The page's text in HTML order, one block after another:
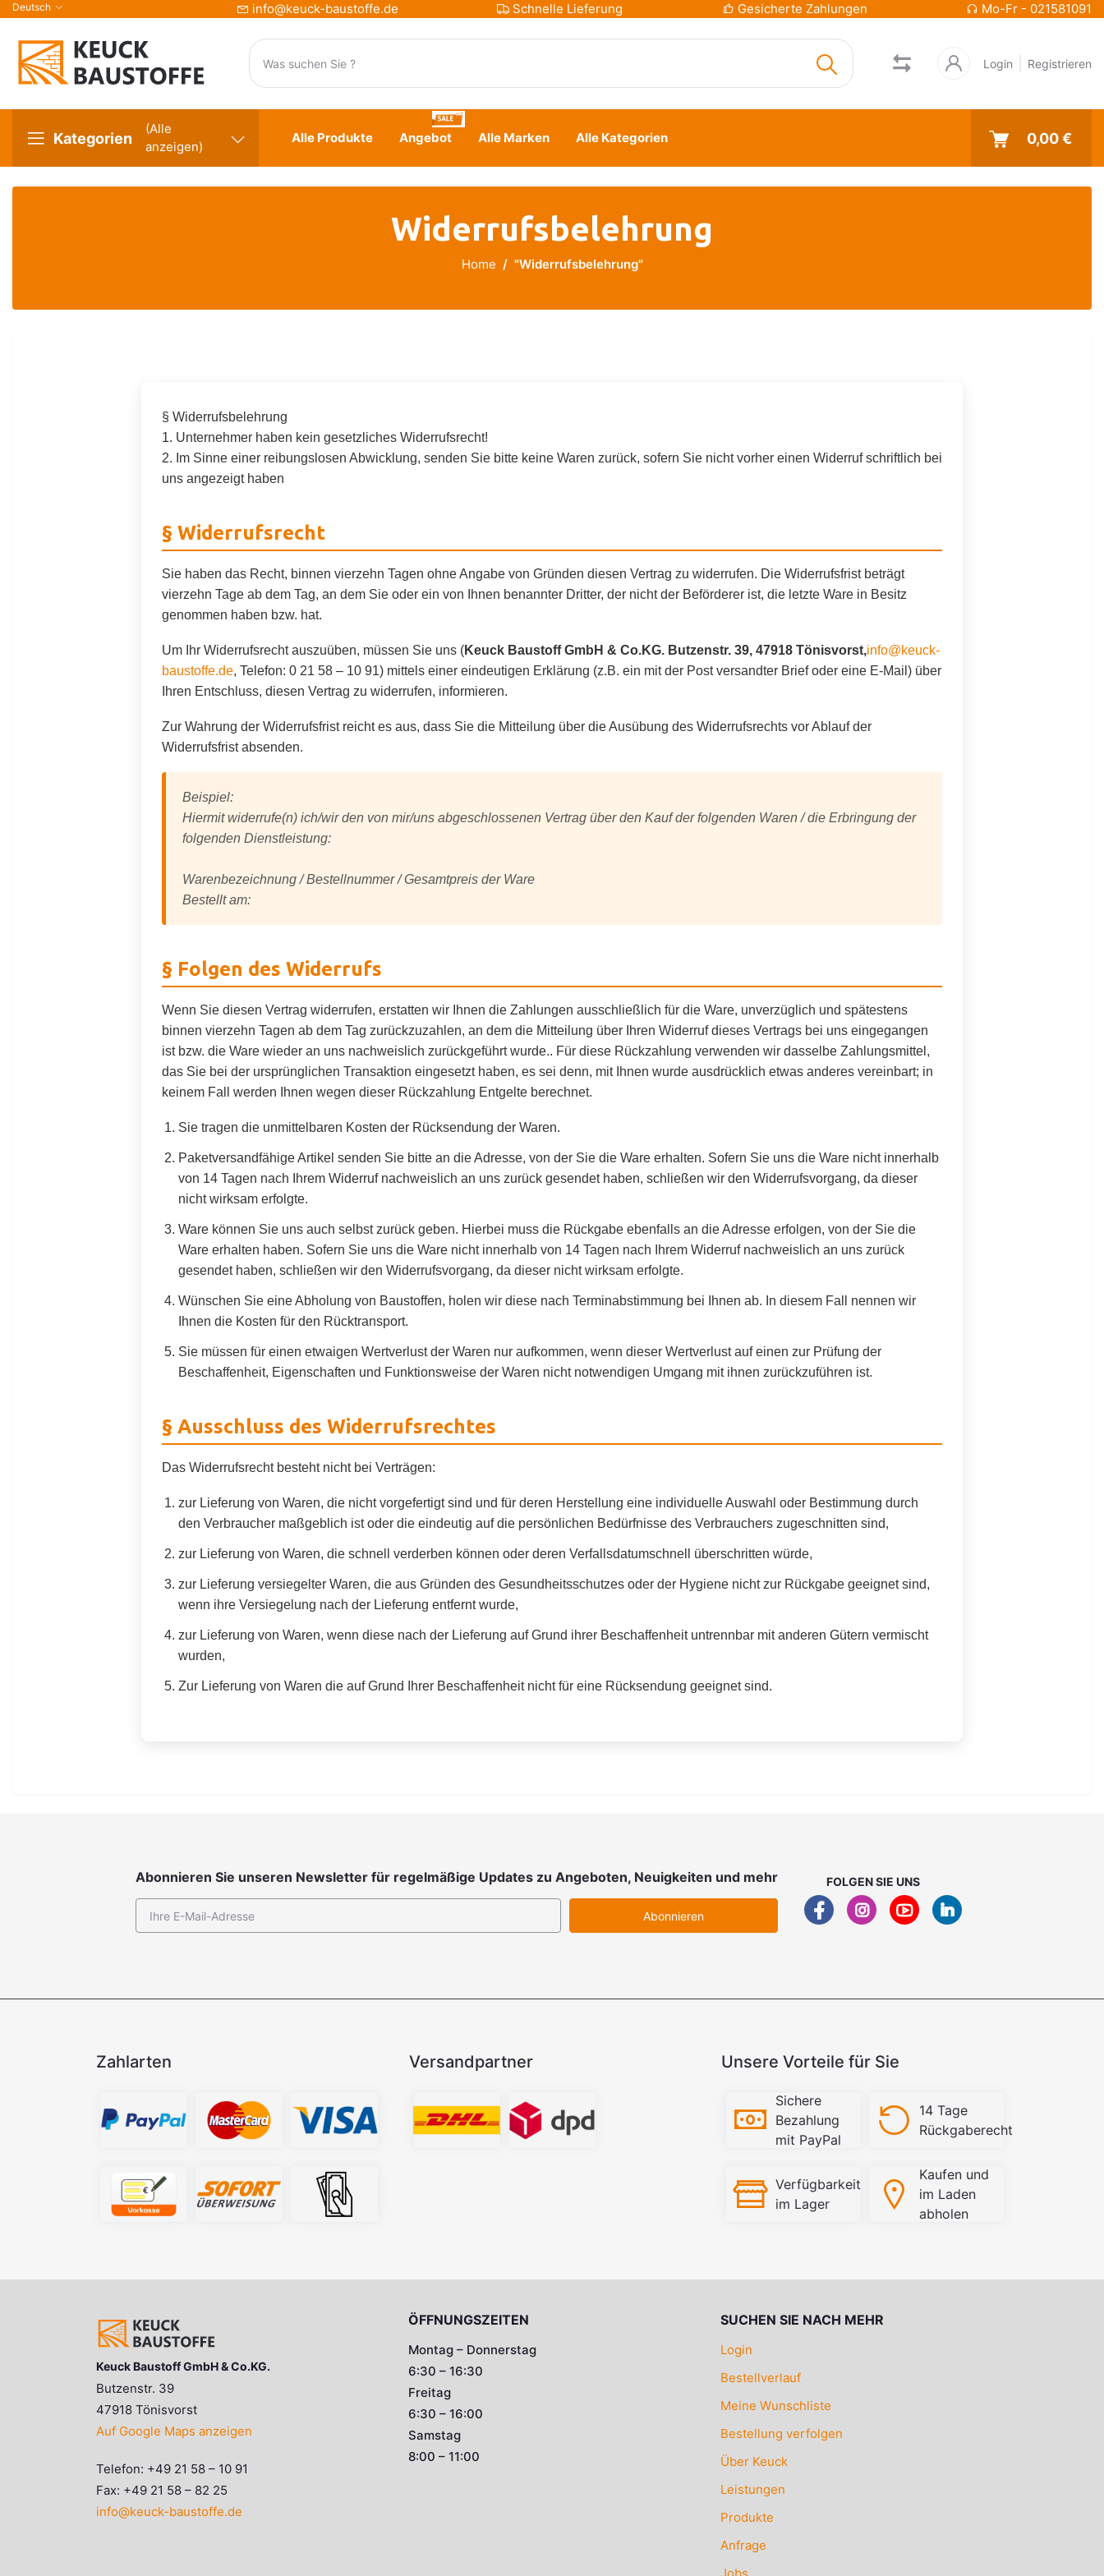
Deutsch info@keuck-baustoffe.de Schnelle Lieferung Gesicherte Zahlungen Mo-Fr - 021581091
Login Registrieren
Kategorien
(Alle
anzeigen)
Alle Produkte Angebot Alle Marken Alle Kategorien 0,00 €
Widerrufsbelehrung
Home "Widerrufsbelehrung"
§ Widerrufsbelehrung
1. Unternehmer haben kein gesetzliches Widerrufsrecht!
2. Im Sinne einer reibungslosen Abwicklung, senden Sie bitte keine Waren zurück, sofern Sie nicht vorher einen Widerruf schriftlich bei
uns angezeigt haben
§ Widerrufsrecht
Sie haben das Recht, binnen vierzehn Tagen ohne Angabe von Gründen diesen Vertrag zu widerrufen. Die Widerrufsfrist beträgt
vierzehn Tage ab dem Tag, an dem Sie oder ein von Ihnen benannter Dritter, der nicht der Beförderer ist, die letzte Ware in Besitz
genommen haben bzw. hat.
Um Ihr Widerrufsrecht auszuüben, müssen Sie uns (Keuck Baustoff GmbH & Co.KG. Butzenstr. 39, 47918 Tönisvorst,info@keuck-
baustoffe.de, Telefon: 0 21 58 – 10 91) mittels einer eindeutigen Erklärung (z.B. ein mit der Post versandter Brief oder eine E-Mail) über
Ihren Entschluss, diesen Vertrag zu widerrufen, informieren.
Zur Wahrung der Widerrufsfrist reicht es aus, dass Sie die Mitteilung über die Ausübung des Widerrufsrechts vor Ablauf der
Widerrufsfrist absenden.
Beispiel:
Hiermit widerrufe(n) ich/wir den von mir/uns abgeschlossenen Vertrag über den Kauf der folgenden Waren / die Erbringung der
folgenden Dienstleistung:
Warenbezeichnung / Bestellnummer / Gesamtpreis der Ware
Bestellt am:
§ Folgen des Widerrufs
Wenn Sie diesen Vertrag widerrufen, erstatten wir Ihnen die Zahlungen ausschließlich für die Ware, unverzüglich und spätestens
binnen vierzehn Tagen ab dem Tag zurückzuzahlen, an dem die Mitteilung über Ihren Widerruf dieses Vertrags bei uns eingegangen
ist bzw. die Ware wieder an uns nachweislich zurückgeführt wurde.. Für diese Rückzahlung verwenden wir dasselbe Zahlungsmittel,
das Sie bei der ursprünglichen Transaktion eingesetzt haben, es sei denn, mit Ihnen wurde ausdrücklich etwas anderes vereinbart; in
keinem Fall werden Ihnen wegen dieser Rückzahlung Entgelte berechnet.
Sie tragen die unmittelbaren Kosten der Rücksendung der Waren.
Paketversandfähige Artikel senden Sie bitte an die Adresse, von der Sie die Ware erhalten. Sofern Sie uns die Ware nicht innerhalb
von 14 Tagen nach Ihrem Widerruf nachweislich an uns zurück gesendet haben, schließen wir den Widerrufsvorgang, da dieser
nicht wirksam erfolgte.
Ware können Sie uns auch selbst zurück geben. Hierbei muss die Rückgabe ebenfalls an die Adresse erfolgen, von der Sie die
Ware erhalten haben. Sofern Sie uns die Ware nicht innerhalb von 14 Tagen nach Ihrem Widerruf nachweislich an uns zurück
gesendet haben, schließen wir den Widerrufsvorgang, da dieser nicht wirksam erfolgte.
Wünschen Sie eine Abholung von Baustoffen, holen wir diese nach Terminabstimmung bei Ihnen ab. In diesem Fall nennen wir
Ihnen die Kosten für den Rücktransport.
Sie müssen für einen etwaigen Wertverlust der Waren nur aufkommen, wenn dieser Wertverlust auf einen zur Prüfung der
Beschaffenheit, Eigenschaften und Funktionsweise der Waren nicht notwendigen Umgang mit ihnen zurückzuführen ist.
§ Ausschluss des Widerrufsrechtes
Das Widerrufsrecht besteht nicht bei Verträgen:
zur Lieferung von Waren, die nicht vorgefertigt sind und für deren Herstellung eine individuelle Auswahl oder Bestimmung durch
den Verbraucher maßgeblich ist oder die eindeutig auf die persönlichen Bedürfnisse des Verbrauchers zugeschnitten sind,
zur Lieferung von Waren, die schnell verderben können oder deren Verfallsdatumschnell überschritten würde,
zur Lieferung versiegelter Waren, die aus Gründen des Gesundheitsschutzes oder der Hygiene nicht zur Rückgabe geeignet sind,
wenn ihre Versiegelung nach der Lieferung entfernt wurde,
zur Lieferung von Waren, wenn diese nach der Lieferung auf Grund ihrer Beschaffenheit untrennbar mit anderen Gütern vermischt
wurden,
Zur Lieferung von Waren die auf Grund Ihrer Beschaffenheit nicht für eine Rücksendung geeignet sind.
Abonnieren Sie unseren Newsletter für regelmäßige Updates zu Angeboten, Neuigkeiten und mehr
Abonnieren
FOLGEN SIE UNS
Zahlarten Versandpartner Unsere Vorteile für Sie
Sichere
Bezahlung
mit PayPal
14 Tage
Rückgaberecht
Verfügbarkeit
im Lager
Kaufen und
im Laden
abholen
Keuck Baustoff GmbH & Co.KG.
Butzenstr. 39
47918 Tönisvorst
Auf Google Maps anzeigen
Telefon: +49 21 58 – 10 91
Fax: +49 21 58 – 82 25
info@keuck-baustoffe.de
ÖFFNUNGSZEITEN
Montag – Donnerstag
6:30 – 16:30
Freitag
6:30 – 16:00
Samstag
8:00 – 11:00
SUCHEN SIE NACH MEHR
Login
Bestellverlauf
Meine Wunschliste
Bestellung verfolgen
Über Keuck
Leistungen
Produkte
Anfrage